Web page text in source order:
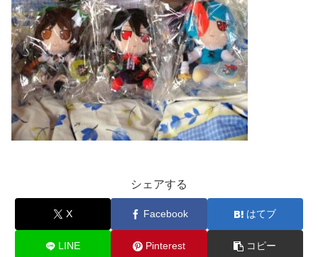
シェアする
X Facebook はてブ
LINE Pinterest コピー